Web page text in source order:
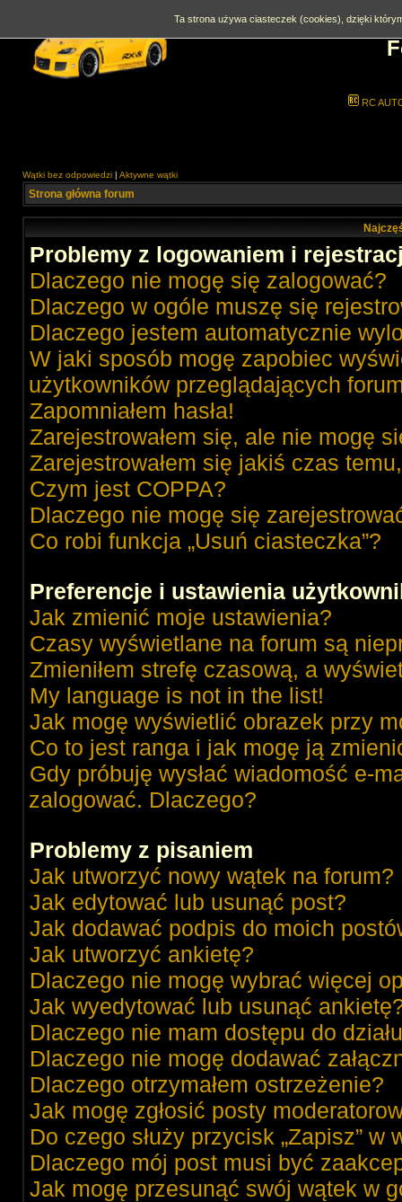
RC
Wątki bez odpowiedzi | Aktywne wątki
Strona główna forum
Problemy z logowaniem i
Dlaczego nie mogę się zalogować?
Dlaczego w ogóle muszę się
Dlaczego jestem automatycznie
W jaki sposób mogę zapobiec
użytkowników przeglądających
Zapomniałem hasła!
Zarejestrowałem się, ale nie mogę
Zarejestrowałem się jakiś czas
Czym jest COPPA?
Dlaczego nie mogę się
Co robi funkcja „Usuń ciasteczka”?
Preferencje i ustawienia
Jak zmienić moje ustawienia?
Czasy wyświetlane na forum są
Zmieniłem strefę czasową, a
My language is not in the list!
Jak mogę wyświetlić obrazek przy
Co to jest ranga i jak mogę ją
Gdy próbuję wysłać wiadomość e-
zalogować. Dlaczego?
Problemy z pisaniem
Jak utworzyć nowy wątek na forum?
Jak edytować lub usunąć post?
Jak dodawać podpis do moich
Jak utworzyć ankietę?
Dlaczego nie mogę wybrać więcej
Jak wyedytować lub usunąć
Dlaczego nie mam dostępu do
Dlaczego nie mogę dodawać
Dlaczego otrzymałem ostrzeżenie?
Jak mogę zgłosić posty
Do czego służy przycisk „Zapisz”
Dlaczego mój post musi być
Jak mogę przesunąć swój wątek w
Ta strona używa ciasteczek (cookies), dzięki